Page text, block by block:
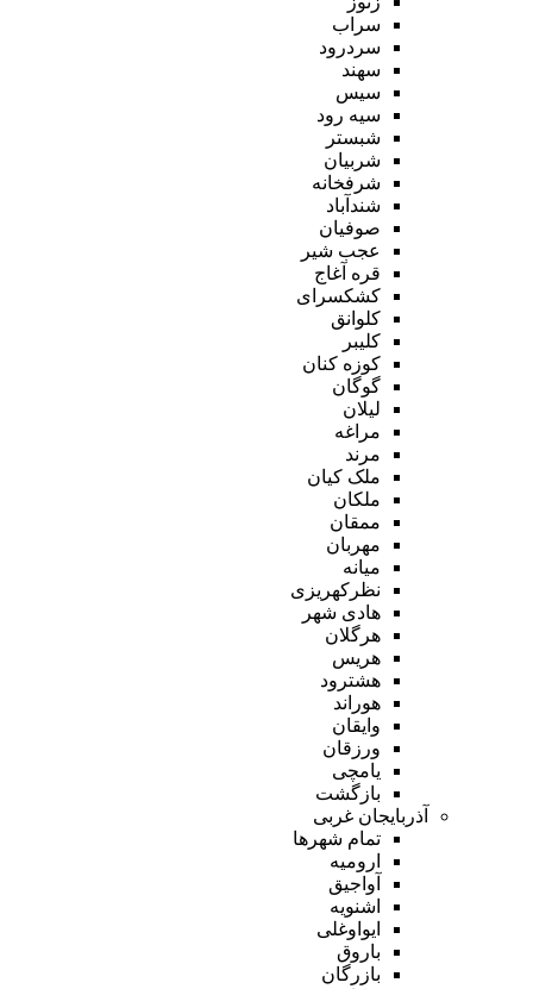
سراب
سردرود
سهند
سیس
سیه رود
شبستر
شربیان
شرفخانه
شندآباد
صوفیان
عجب شیر
قره آغاج
کشکسرای
کلوانق
کلیبر
کوزه کنان
گوگان
لیلان
مراغه
مرند
ملک کیان
ملکان
ممقان
مهربان
میانه
نظرکهریزی
هادی شهر
هرگلان
هریس
هشترود
هوراند
وایقان
ورزقان
یامچی
بازگشت
آذربایجان غربی
تمام شهر‌ها
ارومیه
آواجیق
اشنویه
ایواوغلی
باروق
بازرگان